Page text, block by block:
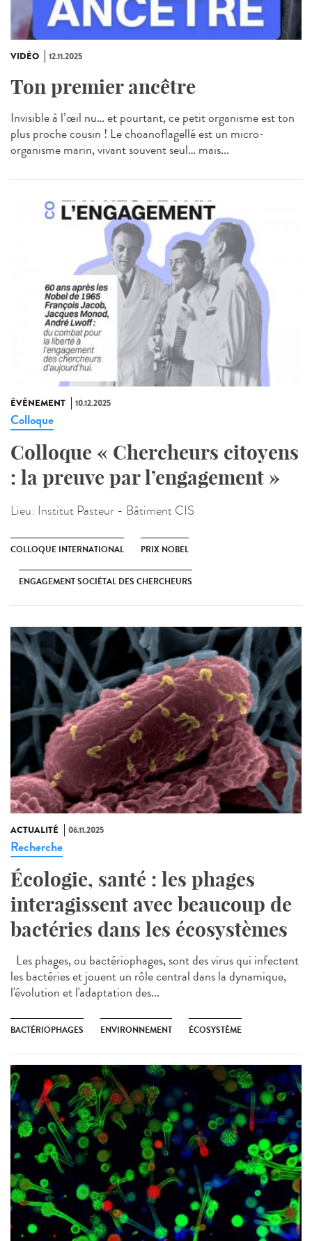
VIDÉO 12.11.2025
Ton premier ancêtre
Invisible à l’œil nu… et pourtant, ce petit organisme est ton
plus proche cousin ! Le choanoflagellé est un micro-
organisme marin, vivant souvent seul… mais...
ÉVÉNEMENT 10.12.2025
Colloque
Colloque « Chercheurs citoyens
: la preuve par l’engagement »
Lieu: Institut Pasteur - Bâtiment CIS
COLLOQUE INTERNATIONAL PRIX NOBEL
ENGAGEMENT SOCIÉTAL DES CHERCHEURS
ACTUALITÉ 06.11.2025
Recherche
Écologie, santé : les phages
interagissent avec beaucoup de
bactéries dans les écosystèmes
Les phages, ou bactériophages, sont des virus qui infectent
les bactéries et jouent un rôle central dans la dynamique,
l'évolution et l'adaptation des...
BACTÉRIOPHAGES ENVIRONNEMENT ÉCOSYSTÈME